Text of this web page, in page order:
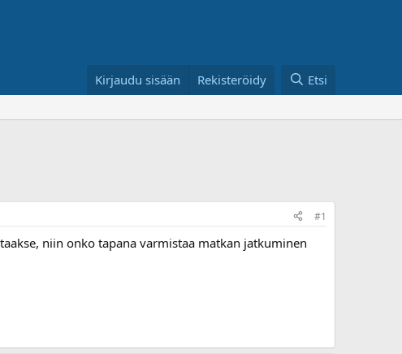
Kirjaudu sisään Rekisteröidy Etsi
#1
niin onko tapana varmistaa matkan jatkuminen